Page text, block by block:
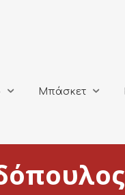
Μπάσκετ